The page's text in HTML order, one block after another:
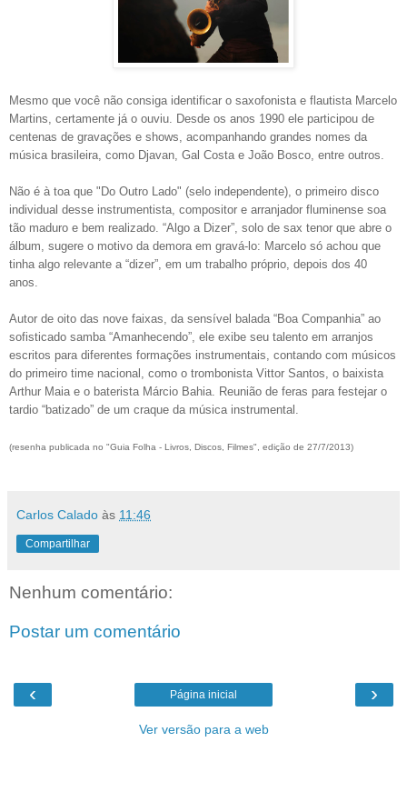
Mesmo que você não consiga identificar o saxofonista e flautista Marcelo
Martins, certamente já o ouviu. Desde os anos 1990 ele participou de
centenas de gravações e shows, acompanhando grandes nomes da
música brasileira, como Djavan, Gal Costa e João Bosco, entre outros.
Não é à toa que "Do Outro Lado" (selo independente), o primeiro disco
individual desse instrumentista, compositor e arranjador fluminense soa
tão maduro e bem realizado. “Algo a Dizer”, solo de sax tenor que abre o
álbum, sugere o motivo da demora em gravá-lo: Marcelo só achou que
tinha algo relevante a “dizer”, em um trabalho próprio, depois dos 40
anos.
Autor de oito das nove faixas, da sensível balada “Boa Companhia” ao
sofisticado samba “Amanhecendo”, ele exibe seu talento em arranjos
escritos para diferentes formações instrumentais, contando com músicos
do primeiro time nacional, como o trombonista Vittor Santos, o baixista
Arthur Maia e o baterista Márcio Bahia. Reunião de feras para festejar o
tardio “batizado” de um craque da música instrumental.
(resenha publicada no "Guia Folha - Livros, Discos, Filmes", edição de 27/7/2013)
Carlos Calado às 11:46
Compartilhar
Nenhum comentário:
Postar um comentário
‹ ›
Página inicial
Ver versão para a web